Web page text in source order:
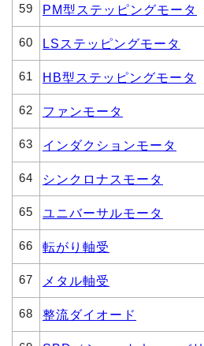
59 PM型ステッピングモータ
60 LSステッピングモータ
61 HB型ステッピングモータ
62 ファンモータ
63 インダクションモータ
64 シンクロナスモータ
65 ユニバーサルモータ
66 転がり軸受
67 メタル軸受
68 整流ダイオード